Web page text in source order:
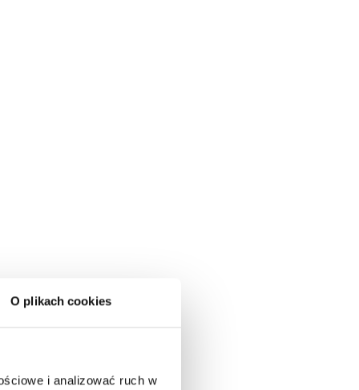
O plikach cookies
i analizować ruch w